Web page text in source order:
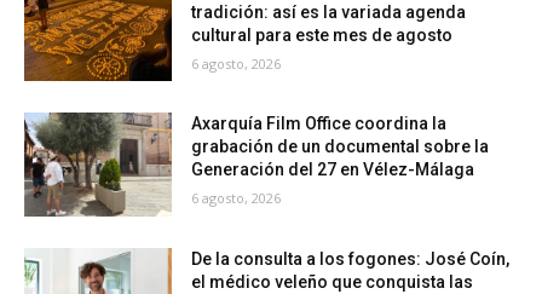
tradición: así es la variada agenda
cultural para este mes de agosto
6 agosto, 2026
Axarquía Film Office coordina la
grabación de un documental sobre la
Generación del 27 en Vélez-Málaga
6 agosto, 2026
De la consulta a los fogones: José Coín,
el médico veleño que conquista las